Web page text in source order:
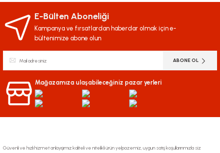
iletebilirsiniz.
Görüş ve önerileriniz için teşekkür ederiz.
Ürün açıklamasında eksik bilgiler bulunuyor.
Ürün fiyatı diğer sitelerden daha pahalı.
Bu ürüne benzer farklı alternatifler olmalı.
E-Bülten Aboneliği
Kampanya ve fırsatlardan haberdar olmak için e-
bültenimize abone olun
ABONE OL
Mağazamıza ulaşabileceğiniz pazar yerleri
Güvenli ve hızlı hizmet anlayışımız kaliteli ve nitelikli ürün yelpazemiz, uygun satış koşullarınmızla siz